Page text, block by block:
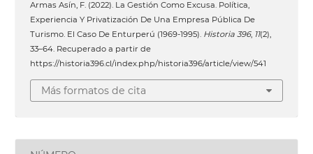
Armas Asín, F. (2022). La Gestión Como Excusa. Política,
Experiencia Y Privatización De Una Empresa Pública De
Turismo. El Caso De Enturperú (1969-1995). Historia 396, 11(2),
33–64. Recuperado a partir de
https://historia396.cl/index.php/historia396/article/view/541
Más formatos de cita